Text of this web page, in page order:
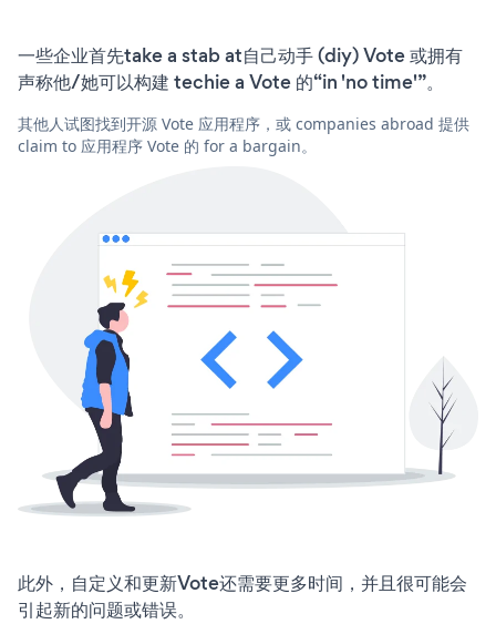
一些企业首先take a stab at自己动手 (diy) Vote 或拥有
声称他/她可以构建 techie a Vote 的“in 'no time'”。
其他人试图找到开源 Vote 应用程序，或 companies abroad 提供
claim to 应用程序 Vote 的 for a bargain。
此外，自定义和更新Vote还需要更多时间，并且很可能会
引起新的问题或错误。